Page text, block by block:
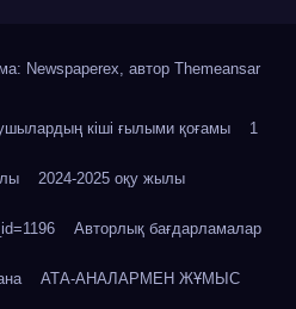
Newspaperex, автор Themeansar
кіші ғылыми қоғамы 1
2024-2025 оқу жылы
Авторлық бағдарламалар
АТА-АНАЛАРМЕН ЖҰМЫС